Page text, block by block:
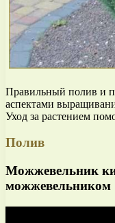
Правильный полив и
аспектами
Уход за растением
Полив
Можжевельник
можжевельником